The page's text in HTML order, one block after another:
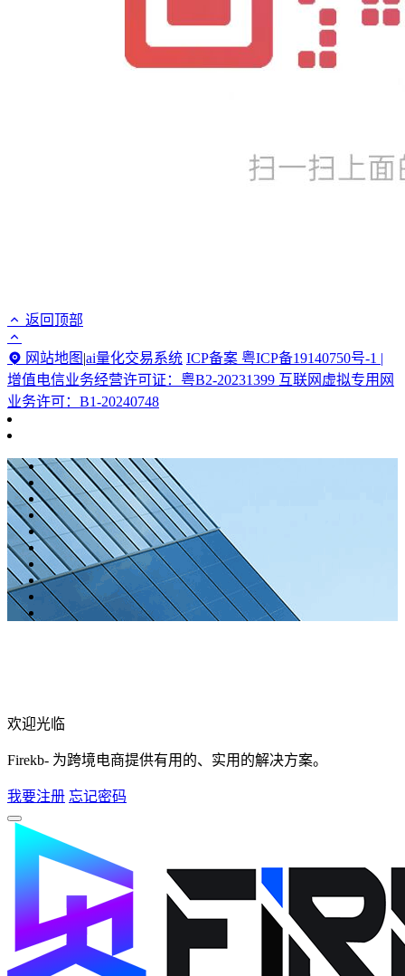
返回顶部
网站地图 |ai量化交易系统 ICP备案 粤ICP备19140750号-1 |
增值电信业务经营许可证：粤B2-20231399 互联网虚拟专用网
业务许可：B1-20240748
欢迎光临
Firekb- 为跨境电商提供有用的、实用的解决方案。
我要注册 忘记密码